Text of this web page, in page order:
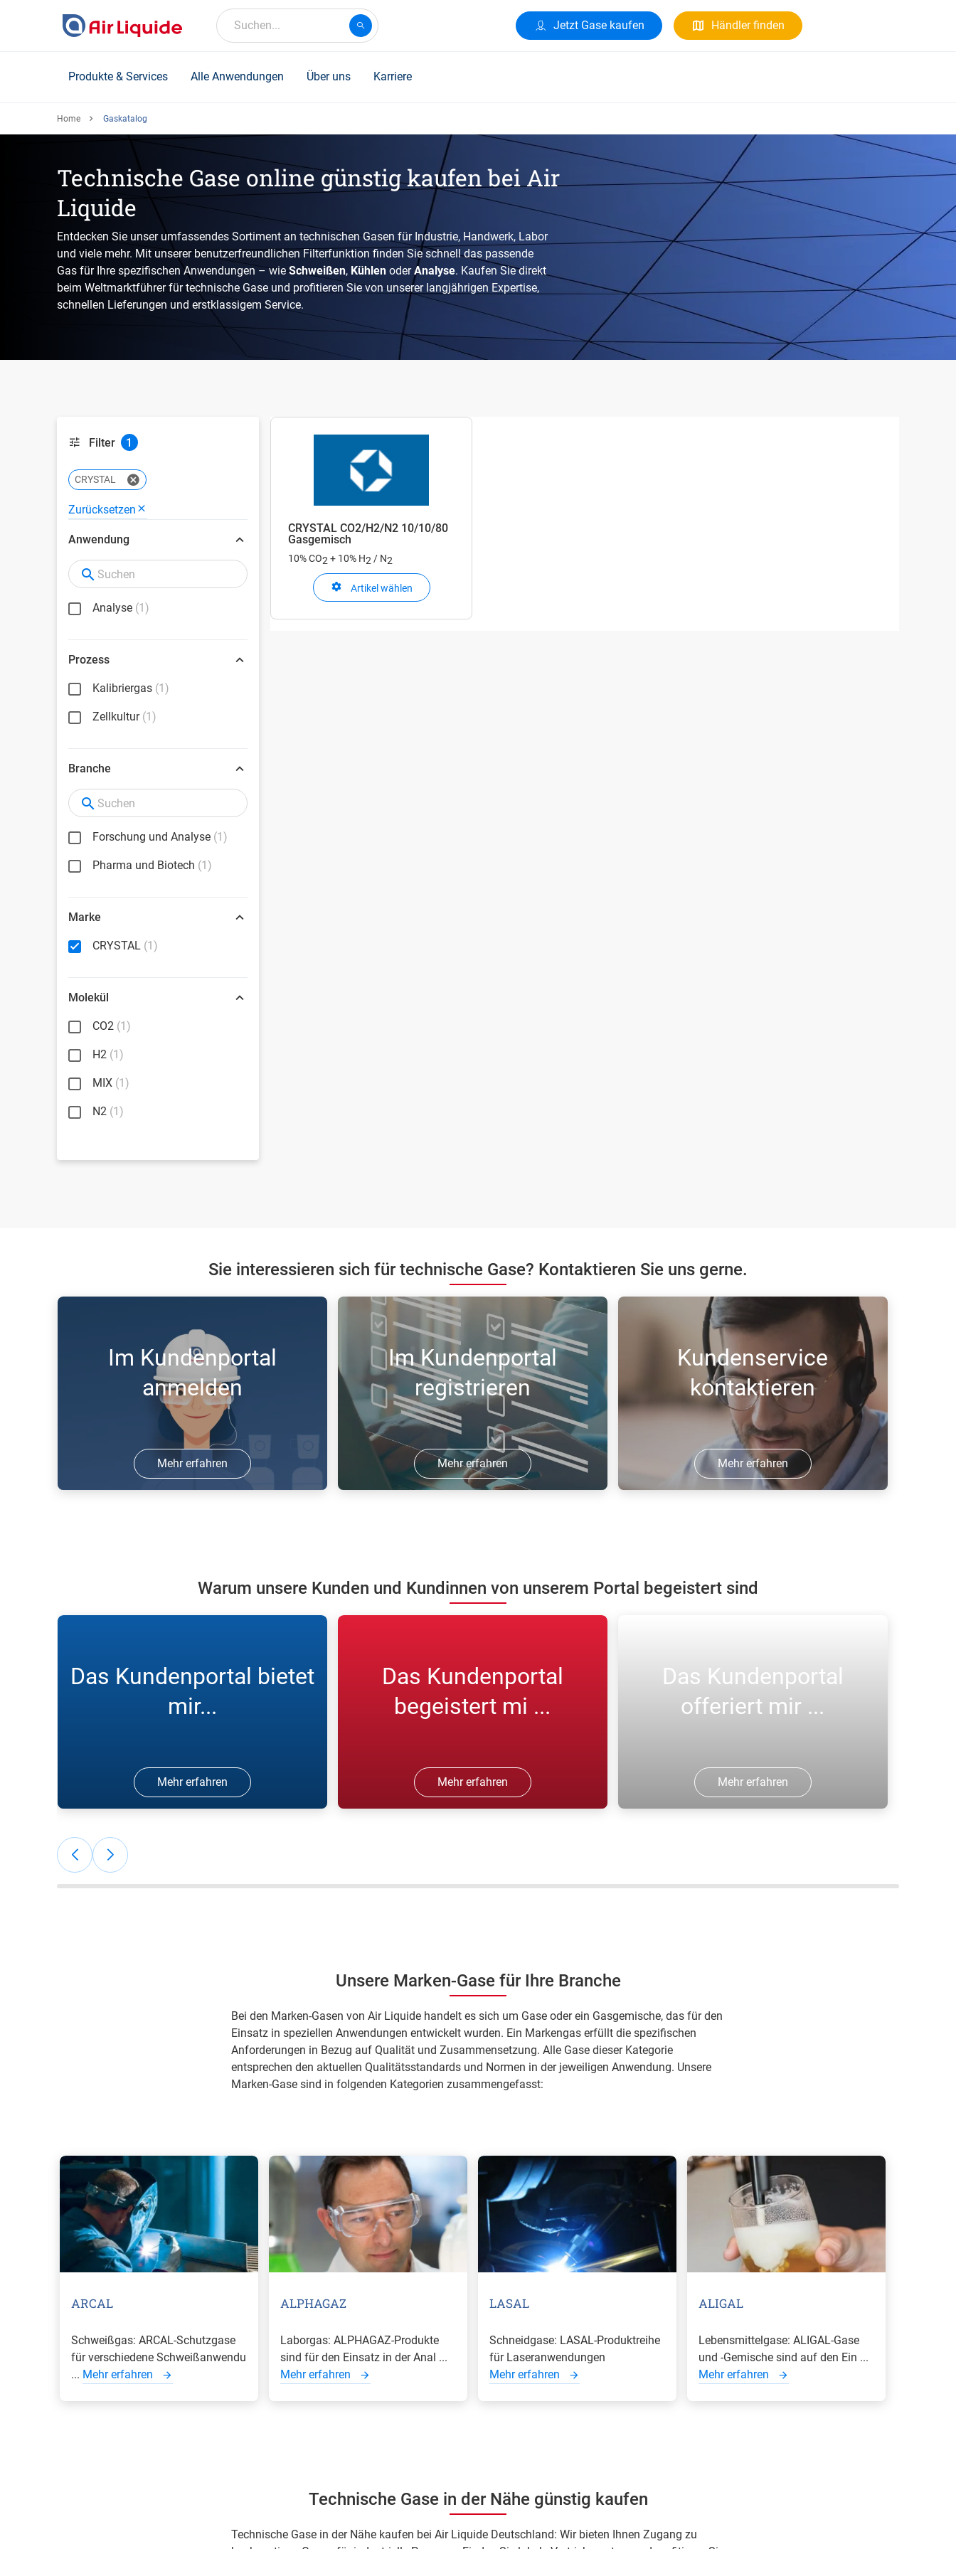
Suchen... Jetzt Gase kaufen Händler finden
Produkte & Services Alle Anwendungen Über uns Karriere
Home Gaskatalog
Technische Gase online günstig kaufen bei Air
Liquide
Entdecken Sie unser umfassendes Sortiment an technischen Gasen für Industrie, Handwerk, Labor
und viele mehr. Mit unserer benutzerfreundlichen Filterfunktion finden Sie schnell das passende
Gas für Ihre spezifischen Anwendungen – wie Schweißen, Kühlen oderAnalyse. Kaufen Sie direkt
beim Weltmarktführer für technische Gase und profitieren Sie von unserer langjährigen Expertise,
schnellen Lieferungen und erstklassigem Service.
Filter 1
CRYSTAL
Zurücksetzen
Anwendung
Analyse (1)
Prozess
Kalibriergas (1)
Zellkultur (1)
Branche
Forschung und Analyse (1)
Pharma und Biotech (1)
Marke
CRYSTAL (1)
Molekül
CO2 (1)
H2 (1)
MIX (1)
N2 (1)
CRYSTAL CO2/H2/N2 10/10/80
Gasgemisch
10% CO2 + 10% H2 / N2
Artikel wählen
Sie interessieren sich für technische Gase? Kontaktieren Sie uns gerne.
Im Kundenportal
anmelden
Mehr erfahren
Im Kundenportal
registrieren
Mehr erfahren
Kundenservice
kontaktieren
Mehr erfahren
Warum unsere Kunden und Kundinnen von unserem Portal begeistert sind
Das Kundenportal bietet
mir...
Mehr erfahren
Online-Bestellportal, pünktliche
Lieferungen"; Jan Marcus G, ARCAL
Das Kundenportal
begeistert mi ...
Mehr erfahren
Das Kundenportal
offeriert mir ...
Mehr erfahren
Unsere Marken-Gase für Ihre Branche
Bei den Marken-Gasen von Air Liquide handelt es sich um Gase oder ein Gasgemische, das für den
Einsatz in speziellen Anwendungen entwickelt wurden. Ein Markengas erfüllt die spezifischen
Anforderungen in Bezug auf Qualität und Zusammensetzung. Alle Gase dieser Kategorie
entsprechen den aktuellen Qualitätsstandards und Normen in der jeweiligen Anwendung. Unsere
Marken-Gase sind in folgenden Kategorien zusammengefasst:
ARCAL
Schweißgas: ARCAL-Schutzgase
für verschiedene Schweißanwendu
... Mehr erfahren
ALPHAGAZ
Laborgas: ALPHAGAZ-Produkte
sind für den Einsatz in der Anal ...
Mehr erfahren
LASAL
Schneidgase: LASAL-Produktreihe
für Laseranwendungen
Mehr erfahren
ALIGAL
Lebensmittelgase: ALIGAL-Gase
und -Gemische sind auf den Ein ...
Mehr erfahren
Technische Gase in der Nähe günstig kaufen
Technische Gase in der Nähe kaufen bei Air Liquide Deutschland: Wir bieten Ihnen Zugang zu